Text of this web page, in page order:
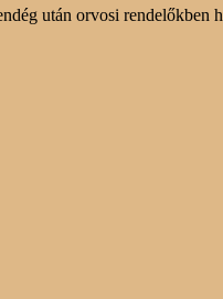
után orvosi rendelőkben